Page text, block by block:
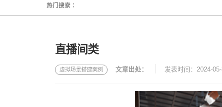
热门搜索 ：
直播间类
虚拟场景搭建案例 文章出处： 发表时间：2024-